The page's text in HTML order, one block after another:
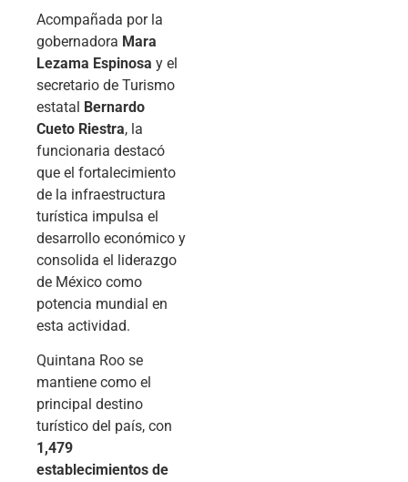
Acompañada por la
gobernadora Mara
Lezama Espinosa y el
secretario de Turismo
estatal Bernardo
Cueto Riestra, la
funcionaria destacó
que el fortalecimiento
de la infraestructura
turística impulsa el
desarrollo económico y
consolida el liderazgo
de México como
potencia mundial en
esta actividad.
Quintana Roo se
mantiene como el
principal destino
turístico del país, con
1,479
establecimientos de